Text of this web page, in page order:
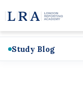
Study Blog